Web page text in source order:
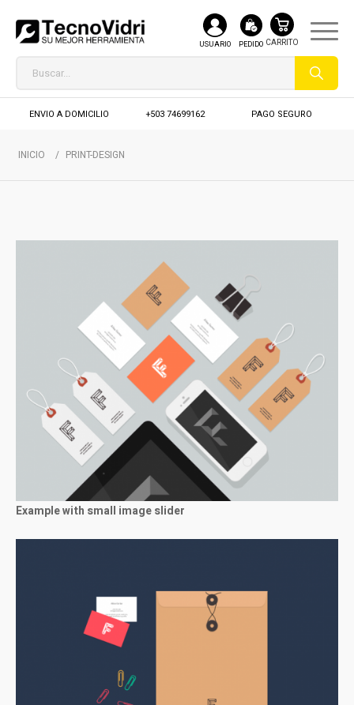
USUARIO PEDIDO
ENVIO A DOMICILIO +503 74699162 PAGO SEGURO
INICIO / PRINT-DESIGN
Example with small image slider